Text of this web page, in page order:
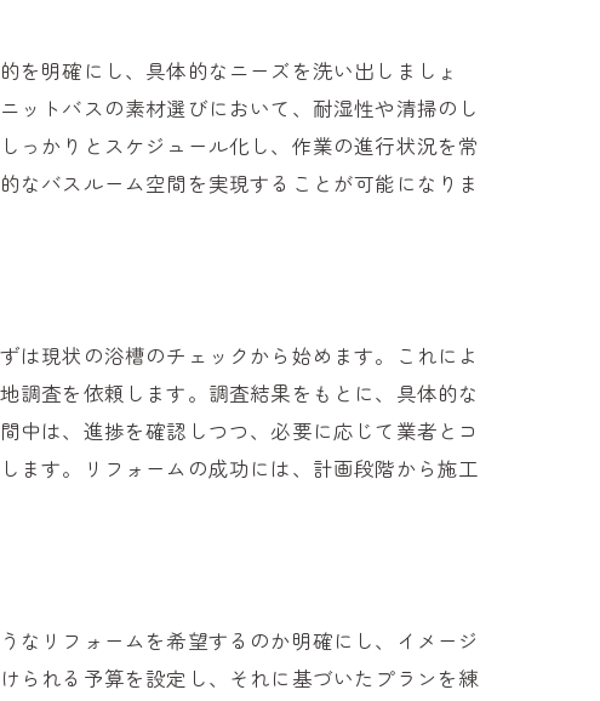
を明確にし、具体的なニーズを洗い出しましょ
ットバスの素材選びにおいて、耐湿性や清掃のし
っかりとスケジュール化し、作業の進行状況を常
なバスルーム空間を実現することが可能になりま
は現状の浴槽のチェックから始めます。これによ
調査を依頼します。調査結果をもとに、具体的な
中は、進捗を確認しつつ、必要に応じて業者とコ
ます。リフォームの成功には、計画段階から施工
なリフォームを希望するのか明確にし、イメージ
られる予算を設定し、それに基づいたプランを練